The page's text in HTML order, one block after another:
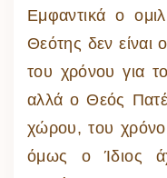
Εμφαντικά ο
Θεότης δεν είναι
του χρόνου για
αλλά ο Θεός
χώρου, του
όμως ο Ίδιος